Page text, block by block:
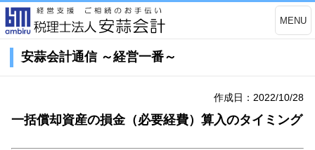
MENU
安蒜会計通信 ～経営一番～
作成日：2022/10/28
一括償却資産の損金（必要経費）算入のタイミング